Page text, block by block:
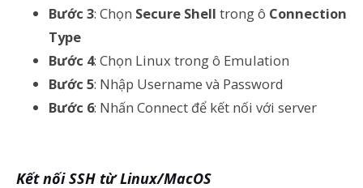
Bước 3: Chọn Secure Shell trong ô Connection
Type
Bước 4: Chọn Linux trong ô Emulation
Bước 5: Nhập Username và Password
Bước 6: Nhấn Connect để kết nối với server
Kết nối SSH từ Linux/MacOS